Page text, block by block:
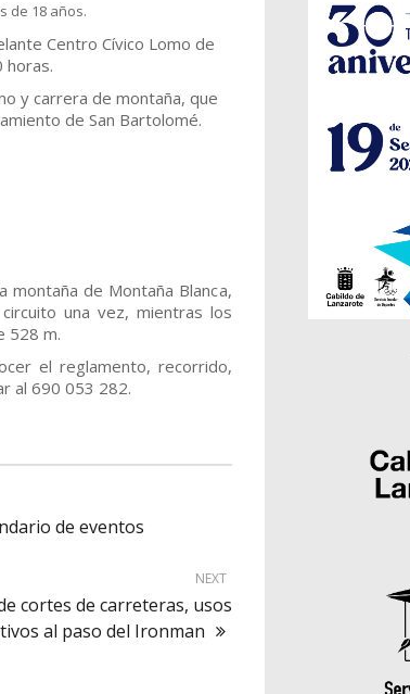
de 18 años.
Centro Cívico Lomo de
horas.
y carrera de montaña, que
de San Bartolomé.
montaña de Montaña Blanca,
una vez, mientras los
528 m.
el reglamento, recorrido,
al 690 053 282.
de eventos
NEXT
cortes de carreteras, usos
al paso del Ironman